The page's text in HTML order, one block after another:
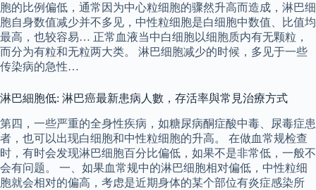
胞的比例偏低，通常因为中心粒细胞的骤然升高而造成，淋巴细
胞自身数值减少并不多见，中性粒细胞是白细胞中数值、比值均
最高，也较容易… 正常血液当中白细胞以细胞质内有无颗粒，
而分为有粒和无粒两大类。 淋巴细胞减少的时候，多见于一些
传染病的急性…
淋巴細胞低: 淋巴癌最新患病人數，存活率與常見治療方式
第四，一些严重的全身性疾病，如糖尿病酮症酸中毒、尿毒症患
者，也可以出现白细胞和中性粒细胞的升高。 在做血常规检查
时，有时会发现淋巴细胞百分比偏低，如果不是非常低，一般不
会有问题。 一、如果血常规中的淋巴细胞相对偏低，中性粒细
胞就会相对的偏高，考虑是近期身体的某个部位有炎症感染所